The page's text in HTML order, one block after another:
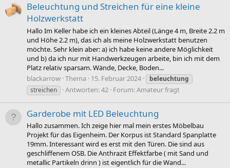
Beleuchtung und Streichen für eine kleine
Holzwerkstatt
Hallo Im Keller habe ich ein kleines Abteil (Länge 4 m, Breite 2.2 m
und Höhe 2.2 m), das ich als meine Holzwerkstatt benutzen
möchte. Sehr klein aber: a) ich habe keine andere Möglichkeit
und b) da ich nur mit Handwerkzeugen arbeite, bin ich mit dem
Platz relativ sparsam. Wände, Decke, Boden...
blackarrow Thema 15. Februar 2024
beleuchtung
streichen
Antworten: 42 Forum:Amateur fragt
Garderobe mit LED Beleuchtung
Hallo zusammen. Ich zeige hier mal mein erstes Möbelbau
Projekt für das Eigenheim. Der Korpus ist Standard Spanplatte
19mm. Interessant wird es erst mit den Türen. Die sind aus
geschliffenem OSB. Die Anthrazit Effektfarbe ( mit Sand und
metallic Partikeln drinn ) ist eigentlich für die Wand...